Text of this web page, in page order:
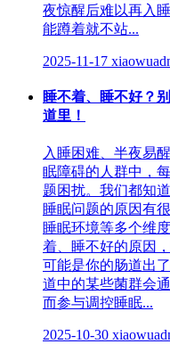
夜惊醒后难以再入
能蹲着就不站...
2025-11-17
睡不着、睡不好？
道里！
入睡困难、半夜易
眠障碍的人群中，
题困扰。我们都知
睡眠问题的原因有
睡眠环境等多个维
着、睡不好的原因
可能是你的肠道出
道中的某些菌群会
而参与调控睡眠...
2025-10-30